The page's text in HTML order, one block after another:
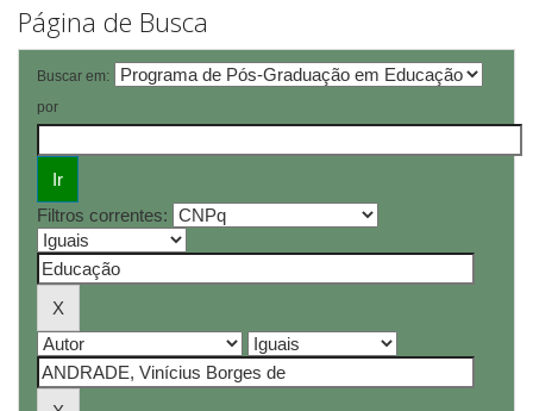
Página de Busca
Buscar em:
por
Filtros correntes: